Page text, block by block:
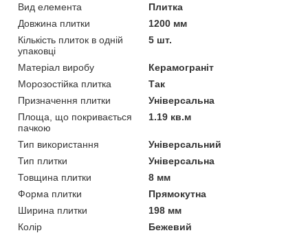
Вид елемента
Плитка
Довжина плитки
1200 мм
Кількість плиток в одній
упаковці
5 шт.
Матеріал виробу
Керамограніт
Морозостійка плитка
Так
Призначення плитки
Універсальна
Площа, що покривається
пачкою
1.19 кв.м
Тип використання
Універсальний
Тип плитки
Універсальна
Товщина плитки
8 мм
Форма плитки
Прямокутна
Ширина плитки
198 мм
Колір
Бежевий